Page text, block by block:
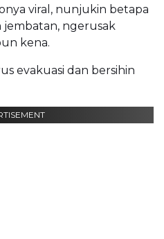
viral, nunjukin betapa
jembatan, ngerusak
kena.
evakuasi dan bersihin